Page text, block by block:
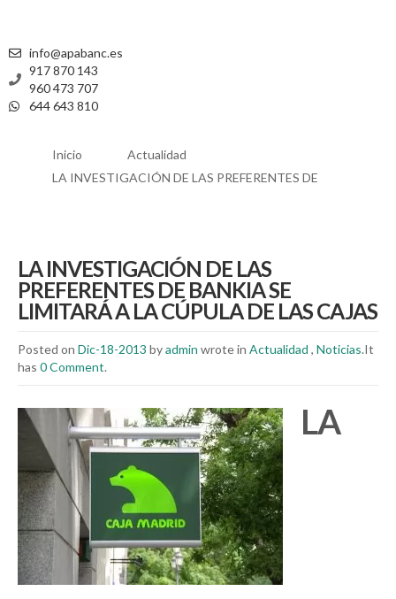
info@apabanc.es
917 870 143
960 473 707
644 643 810
Inicio
Actualidad
LA INVESTIGACIÓN DE LAS PREFERENTES DE
LA INVESTIGACIÓN DE LAS
PREFERENTES DE BANKIA SE
LIMITARÁ A LA CÚPULA DE LAS CAJAS
Posted on Dic-18-2013 byadmin wrote in Actualidad , Noticias.It
has 0 Comment.
LA